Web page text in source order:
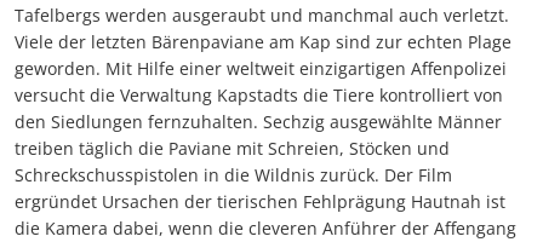
Tafelbergs werden ausgeraubt und manchmal auch verletzt.
Viele der letzten Bärenpaviane am Kap sind zur echten Plage
geworden. Mit Hilfe einer weltweit einzigartigen Affenpolizei
versucht die Verwaltung Kapstadts die Tiere kontrolliert von
den Siedlungen fernzuhalten. Sechzig ausgewählte Männer
treiben täglich die Paviane mit Schreien, Stöcken und
Schreckschusspistolen in die Wildnis zurück. Der Film
ergründet Ursachen der tierischen Fehlprägung Hautnah ist
die Kamera dabei, wenn die cleveren Anführer der Affengang